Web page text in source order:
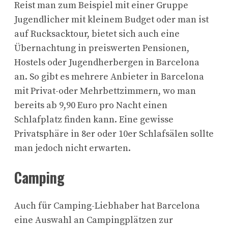
Reist man zum Beispiel mit einer Gruppe
Jugendlicher mit kleinem Budget oder man ist
auf Rucksacktour, bietet sich auch eine
Übernachtung in preiswerten Pensionen,
Hostels oder Jugendherbergen in Barcelona
an. So gibt es mehrere Anbieter in Barcelona
mit Privat-oder Mehrbettzimmern, wo man
bereits ab 9,90 Euro pro Nacht einen
Schlafplatz finden kann. Eine gewisse
Privatsphäre in 8er oder 10er Schlafsälen sollte
man jedoch nicht erwarten.
Camping
Auch für Camping-Liebhaber hat Barcelona
eine Auswahl an Campingplätzen zur